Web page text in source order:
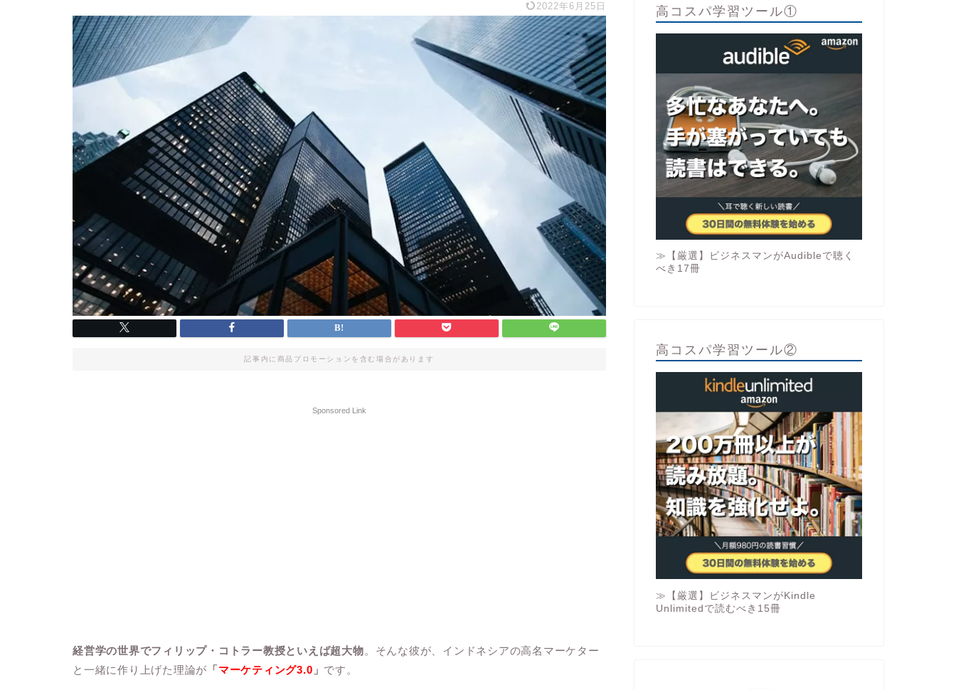
2022年6月25日
記事内に商品プロモーションを含む場合があります
Sponsored Link
経営学の世界でフィリップ・コトラー教授といえば超大物。そんな彼が、インドネシアの高名マーケター
と一緒に作り上げた理論が 「マーケティング3.0 」 です。
高コスパ学習ツール①
≫【厳選】ビジネスマンがAudibleで聴く
べき17冊
高コスパ学習ツール②
≫【厳選】ビジネスマンがKindle
Unlimitedで読むべき15冊